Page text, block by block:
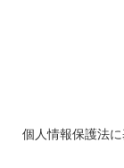
個人情報保護法